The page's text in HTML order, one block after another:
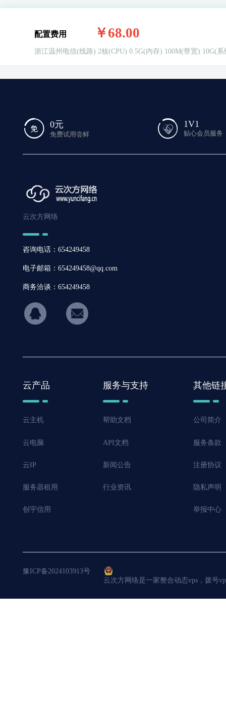
配置费用 ￥68.00
浙江温州电信(线路) 2核(CPU) 0.5G(内存) 100M(带宽) 10G(
0元
免费试用尝鲜
1V1
贴心会员服务
云次方网络
咨询电话：654249458
电子邮箱：654249458@qq.com
商务洽谈：654249458
hicon34
云产品
云主机
云电脑
云IP
服务器租用
创宇信用
服务与支持
帮助文档
API文档
新闻公告
行业资讯
其他链
公司简介
服务条款
注册协议
隐私声明
举报中心
豫ICP备2024103913号
云次方网络是一家整合动态vps，拨号